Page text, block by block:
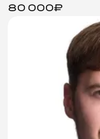
80 000₽